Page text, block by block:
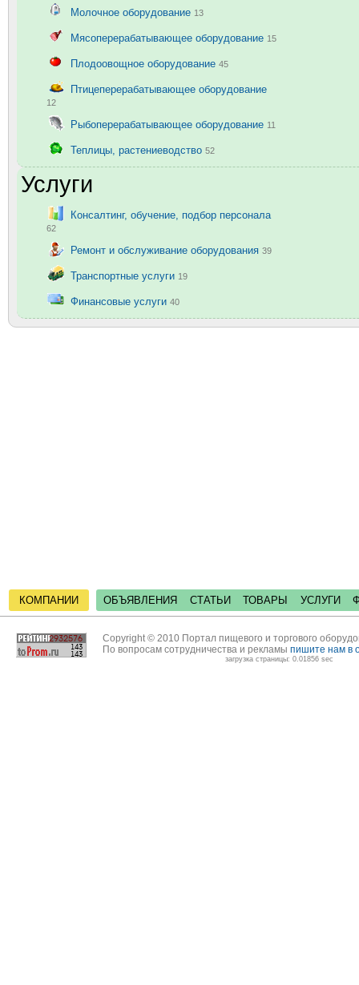
Молочное оборудование 13
Мясоперерабатывающее оборудование 15
Плодоовощное оборудование 45
Птицеперерабатывающее оборудование
12
Рыбоперерабатывающее оборудование 11
Теплицы, растениеводство 52
Услуги
Консалтинг, обучение, подбор персонала
62
Ремонт и обслуживание оборудования 39
Транспортные услуги 19
Финансовые услуги 40
КОМПАНИИ ОБЪЯВЛЕНИЯ СТАТЬИ ТОВАРЫ УСЛУГИ
Copyright © 2010 Портал пищевого и торгового
По вопросам сотрудничества и рекламы пишите нам в
загрузка страницы: 0.01856 sec